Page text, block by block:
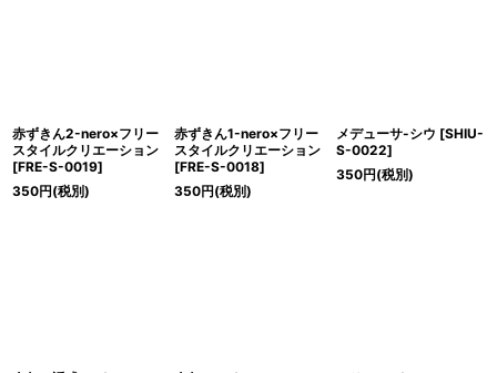
赤ずきん2-nero×フリー
スタイルクリエーション
[FRE-S-0019]
350円(税別)
赤ずきん1-nero×フリー
スタイルクリエーション
[FRE-S-0018]
350円(税別)
メデューサ-シウ [SHIU-
S-0022]
350円(税別)